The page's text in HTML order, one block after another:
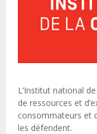
L’Institut national
de ressources et
consommateurs et
les défendent.